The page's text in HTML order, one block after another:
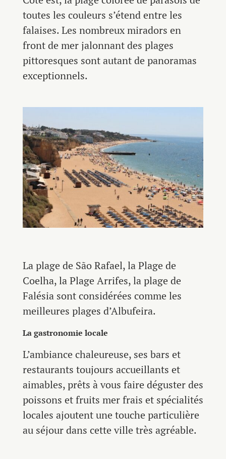
toutes les couleurs s’étend entre les
falaises. Les nombreux miradors en
front de mer jalonnant des plages
pittoresques sont autant de panoramas
exceptionnels.
La plage de São Rafael, la Plage de
Coelha, la Plage Arrifes, la plage de
Falésia sont considérées comme les
meilleures plages d’Albufeira.
La gastronomie locale
L’ambiance chaleureuse, ses bars et
restaurants toujours accueillants et
aimables, prêts à vous faire déguster des
poissons et fruits mer frais et spécialités
locales ajoutent une touche particulière
au séjour dans cette ville très agréable.